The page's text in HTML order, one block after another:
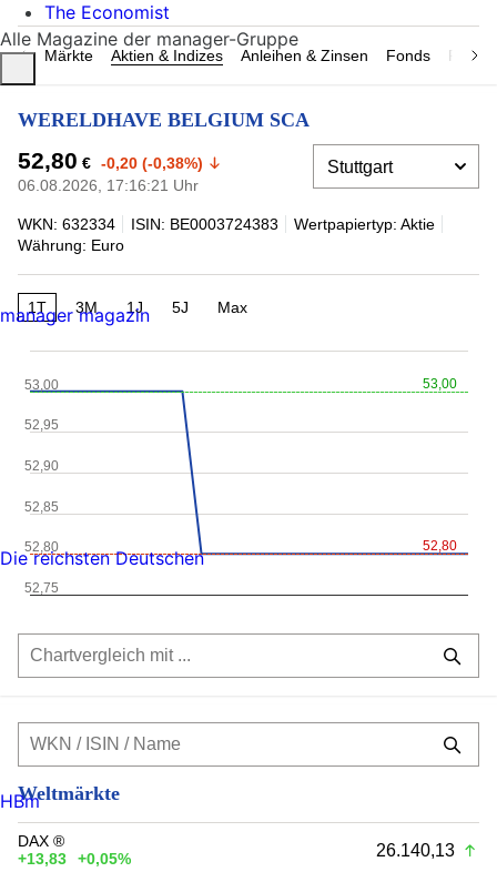
Märkte Aktien & Indizes Anleihen & Zinsen Fonds
WERELDHAVE BELGIUM SCA
52,80 € -0,20 (-0,38%)
06.08.2026, 17:16:21 Uhr
WKN: 632334 ISIN: BE0003724383
Wertpapiertyp: Aktie
Währung: Euro
1T 3M 1J 5J Max
53,00
52,80
52,80
52,90
53,00
52,75
52,85
52,95
Weltmärkte
DAX ®
+13,83
+0,05% 26.140,13
The Economist
Alle Magazine der manager-Gruppe
manager magazin
Die reichsten Deutschen
HBm